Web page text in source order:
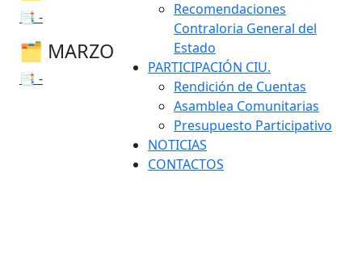
Recomendaciones
Contraloria General del
Estado
PARTICIPACIÓN CIU.
Rendición de Cuentas
Asamblea Comunitarias
Presupuesto Participativo
NOTICIAS
CONTACTOS
📑 -
🗂 MARZO
📑 -